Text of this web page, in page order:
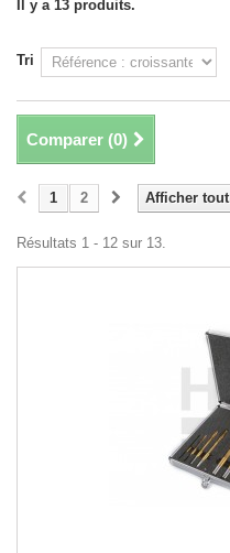
Il y a 13 produits.
Tri
Comparer (0)
Afficher tout
1 2
Résultats 1 - 12 sur 13.